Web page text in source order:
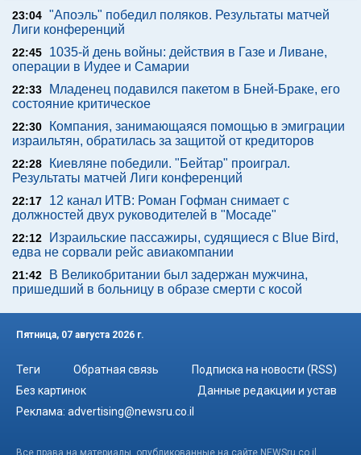
23:04 "Апоэль" победил поляков. Результаты матчей
Лиги конференций
22:45
1035-й день войны: действия в Газе и Ливане,
операции в Иудее и Самарии
22:33
Младенец подавился пакетом в Бней-Браке, его
состояние критическое
22:30
Компания, занимающаяся помощью в эмиграции
израильтян, обратилась за защитой от кредиторов
22:28
Киевляне победили. "Бейтар" проиграл.
Результаты матчей Лиги конференций
22:17
12 канал ИТВ: Роман Гофман снимает с
должностей двух руководителей в "Мосаде"
22:12
Израильские пассажиры, судящиеся с Blue Bird,
едва не сорвали рейс авиакомпании
21:42
В Великобритании был задержан мужчина,
пришедший в больницу в образе смерти с косой
Пятница, 07 августа 2026 г.
Теги Обратная связь
Подписка на новости (RSS)
Без картинок
Данные редакции и устав
Реклама: advertising@newsru.co.il
Все права на материалы, опубликованные на сайте NEWSru.co.il ,